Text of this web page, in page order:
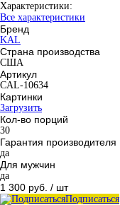
Характеристики:
Все характеристики
Бренд
KAL
Страна производства
США
Артикул
CAL-10634
Картинки
Загрузить
Кол-во порций
30
Гарантия производителя
да
Для мужчин
да
1 300 руб. / шт
Подписаться